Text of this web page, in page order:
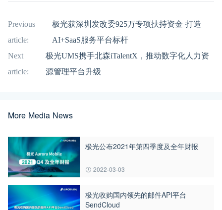
Previous
article:
极光获深圳发改委925万专项扶持资金 打造
AI+SaaS服务平台标杆
Next
article:
极光UMS携手北森iTalentX，推动数字化人力资
源管理平台升级
More Media News
极光公布2021年第四季度及全年财报
2022-03-03
极光收购国内领先的邮件API平台
SendCloud